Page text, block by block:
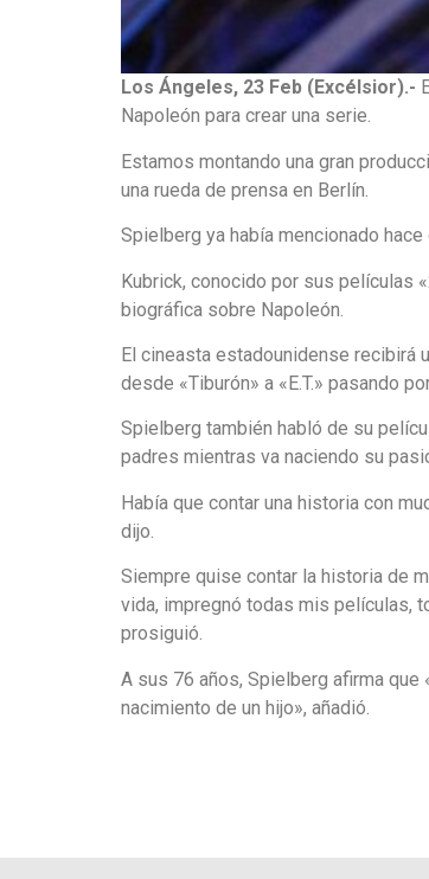
Los Ángeles, 23 Feb (Excélsior).-
Napoleón para crear una serie.
Estamos montando una gran
una rueda de prensa en Berlín.
Spielberg ya había mencionado
Kubrick, conocido por sus películas
biográfica sobre Napoleón.
El cineasta estadounidense recibirá
desde «Tiburón» a «E.T.» pasando
Spielberg también habló de su
padres mientras va naciendo su
Había que contar una historia con
dijo.
Siempre quise contar la historia de
vida, impregnó todas mis películas,
prosiguió.
A sus 76 años, Spielberg afirma que
nacimiento de un hijo», añadió.